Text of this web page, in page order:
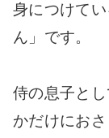
身につけて
ん」です。
侍の息子と
かだけにお